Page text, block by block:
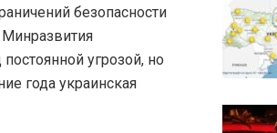
безопасности
угрозой, но
года украинская